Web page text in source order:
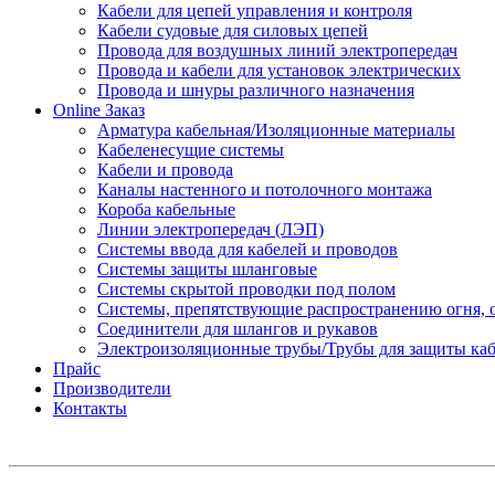
Кабели для цепей управления и контроля
Кабели судовые для силовых цепей
Провода для воздушных линий электропередач
Провода и кабели для установок электрических
Провода и шнуры различного назначения
Online Заказ
Арматура кабельная/Изоляционные материалы
Кабеленесущие системы
Кабели и провода
Каналы настенного и потолочного монтажа
Короба кабельные
Линии электропередач (ЛЭП)
Системы ввода для кабелей и проводов
Системы защиты шланговые
Системы скрытой проводки под полом
Системы, препятствующие распространению огня,
Соединители для шлангов и рукавов
Электроизоляционные трубы/Трубы для защиты
Прайс
Производители
Контакты